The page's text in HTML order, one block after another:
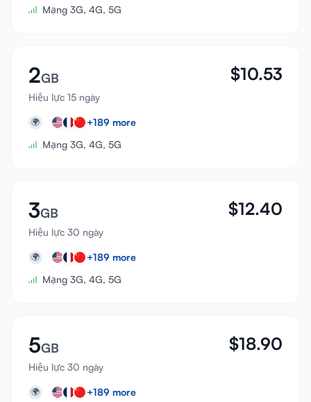
Mạng 3G, 4G, 5G
2GB
Hiệu lực 15 ngày
$10.53
🌍 +189 more
Mạng 3G, 4G, 5G
3GB
Hiệu lực 30 ngày
$12.40
🌍 +189 more
Mạng 3G, 4G, 5G
5GB
Hiệu lực 30 ngày
$18.90
🌍 +189 more